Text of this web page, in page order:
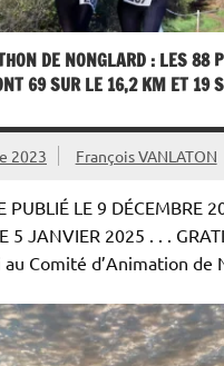
DE NONGLARD : LES 88
69 SUR LE 16,2 KM ET 19
2023 François VANLATON
PUBLIÉ LE 9 DÉCEMBRE
5 JANVIER 2025 . . .
au Comité d’Animation